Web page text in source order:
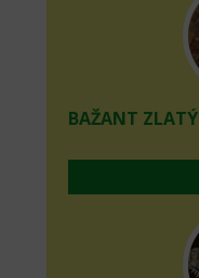
BAŽANT ZLATÝ